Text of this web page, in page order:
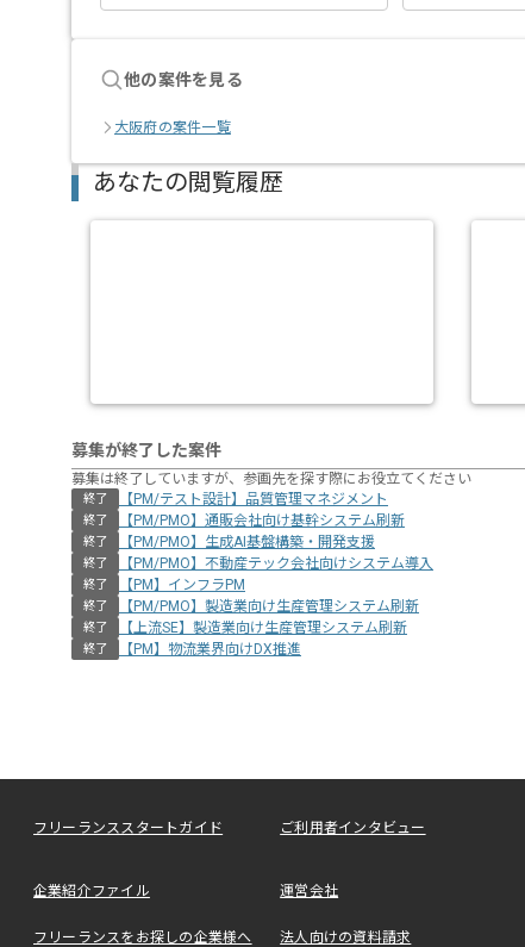
他の案件を見る
大阪府の案件一覧
あなたの閲覧履歴
募集が終了した案件
募集は終了していますが、参画先を探す際にお役立てください
終了 【PM/テスト設計】品質管理マネジメント
終了 【PM/PMO】通販会社向け基幹システム刷新
終了 【PM/PMO】生成AI基盤構築・開発支援
終了 【PM/PMO】不動産テック会社向けシステム導入
終了 【PM】インフラPM
終了 【PM/PMO】製造業向け生産管理システム刷新
終了 【上流SE】製造業向け生産管理システム刷新
終了 【PM】物流業界向けDX推進
フリーランススタートガイド ご利用者インタビュー
企業紹介ファイル 運営会社
フリーランスをお探しの企業様へ 法人向けの資料請求